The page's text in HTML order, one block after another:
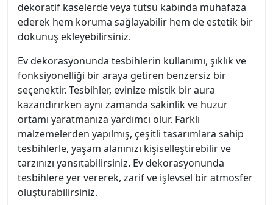
dekoratif kaselerde veya tütsü kabında muhafaza
ederek hem koruma sağlayabilir hem de estetik bir
dokunuş ekleyebilirsiniz.
Ev dekorasyonunda tesbihlerin kullanımı, şıklık ve
fonksiyonelliği bir araya getiren benzersiz bir
seçenektir. Tesbihler, evinize mistik bir aura
kazandırırken aynı zamanda sakinlik ve huzur
ortamı yaratmanıza yardımcı olur. Farklı
malzemelerden yapılmış, çeşitli tasarımlara sahip
tesbihlerle, yaşam alanınızı kişiselleştirebilir ve
tarzınızı yansıtabilirsiniz. Ev dekorasyonunda
tesbihlere yer vererek, zarif ve işlevsel bir atmosfer
oluşturabilirsiniz.